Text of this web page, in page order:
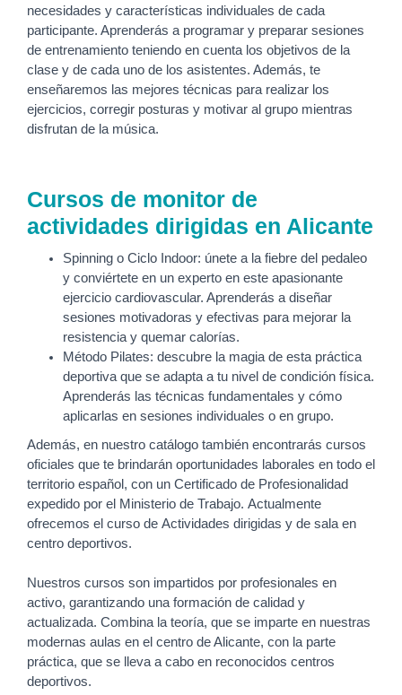
necesidades y características individuales de cada
participante. Aprenderás a programar y preparar sesiones
de entrenamiento teniendo en cuenta los objetivos de la
clase y de cada uno de los asistentes. Además, te
enseñaremos las mejores técnicas para realizar los
ejercicios, corregir posturas y motivar al grupo mientras
disfrutan de la música.
Cursos de monitor de
actividades dirigidas en Alicante
Spinning o Ciclo Indoor: únete a la fiebre del pedaleo
y conviértete en un experto en este apasionante
ejercicio cardiovascular. Aprenderás a diseñar
sesiones motivadoras y efectivas para mejorar la
resistencia y quemar calorías.
Método Pilates: descubre la magia de esta práctica
deportiva que se adapta a tu nivel de condición física.
Aprenderás las técnicas fundamentales y cómo
aplicarlas en sesiones individuales o en grupo.
Además, en nuestro catálogo también encontrarás cursos
oficiales que te brindarán oportunidades laborales en todo el
territorio español, con un Certificado de Profesionalidad
expedido por el Ministerio de Trabajo. Actualmente
ofrecemos el curso de Actividades dirigidas y de sala en
centro deportivos.
Nuestros cursos son impartidos por profesionales en
activo, garantizando una formación de calidad y
actualizada. Combina la teoría, que se imparte en nuestras
modernas aulas en el centro de Alicante, con la parte
práctica, que se lleva a cabo en reconocidos centros
deportivos.